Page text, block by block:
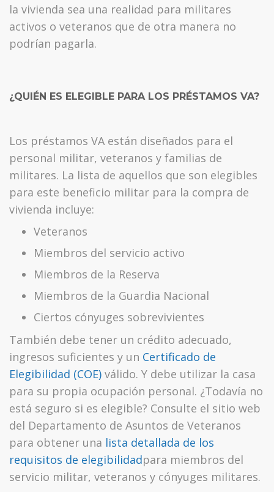
la vivienda sea una realidad para militares
activos o veteranos que de otra manera no
podrían pagarla.
¿QUIÉN ES ELEGIBLE PARA LOS PRÉSTAMOS VA?
Los préstamos VA están diseñados para el
personal militar, veteranos y familias de
militares. La lista de aquellos que son elegibles
para este beneficio militar para la compra de
vivienda incluye:
Veteranos
Miembros del servicio activo
Miembros de la Reserva
Miembros de la Guardia Nacional
Ciertos cónyuges sobrevivientes
También debe tener un crédito adecuado,
ingresos suficientes y un Certificado de
Elegibilidad (COE) válido. Y debe utilizar la casa
para su propia ocupación personal. ¿Todavía no
está seguro si es elegible? Consulte el sitio web
del Departamento de Asuntos de Veteranos
para obtener una lista detallada de los
requisitos de elegibilidadpara miembros del
servicio militar, veteranos y cónyuges militares.